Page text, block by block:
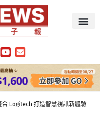
合 Logitech 打造智慧視訊新體驗